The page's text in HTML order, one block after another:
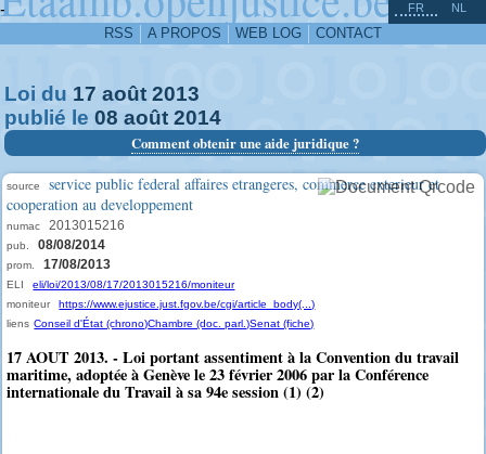
-
RSS A PROPOS WEB LOG CONTACT
FR NL
Loi du 17 août 2013
publié le 08 août 2014
Comment obtenir une aide juridique ?
source
service public federal affaires etrangeres, commerce exterieur et
cooperation au developpement
numac 2013015216
pub. 08/08/2014
prom. 17/08/2013
ELI
eli/loi/2013/08/17/2013015216/moniteur
moniteur
https://www.ejustice.just.fgov.be/cgi/article_body(...)
liens Conseil d'État (chrono)Chambre (doc. parl.)Senat (fiche)
17 AOUT 2013. - Loi portant assentiment à la Convention du travail
maritime, adoptée à Genève le 23 février 2006 par la Conférence
internationale du Travail à sa 94e session (1) (2)
^